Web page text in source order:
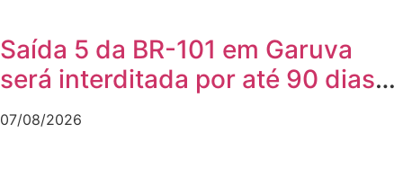
Saída 5 da BR-101 em Garuva
será interditada por até 90 dias
para obras
07/08/2026